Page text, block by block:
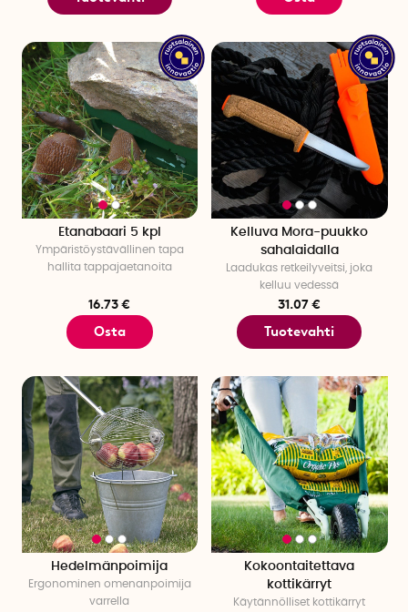
Etanabaari 5 kpl
Ympäristöystävällinen tapa
hallita tappajaetanoita
16.73 €
Osta
Kelluva Mora-puukko
sahalaidalla
Laadukas retkeilyveitsi, joka
kelluu vedessä
31.07 €
Tuotevahti
Hedelmänpoimija
Ergonominen omenanpoimija
varrella
Kokoontaitettava
kottikärryt
Käytännölliset kottikärryt